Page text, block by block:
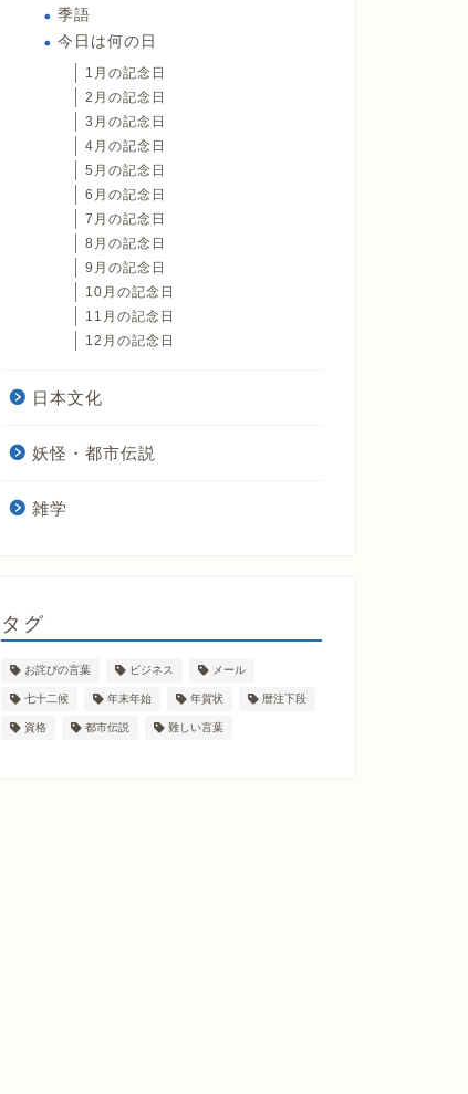
季語
今日は何の日
1月の記念日
2月の記念日
3月の記念日
4月の記念日
5月の記念日
6月の記念日
7月の記念日
8月の記念日
9月の記念日
10月の記念日
11月の記念日
12月の記念日
日本文化
妖怪・都市伝説
雑学
タグ
お詫びの言葉 ビジネス メール
七十二候 年末年始 年賀状 暦注下段
資格 都市伝説 難しい言葉